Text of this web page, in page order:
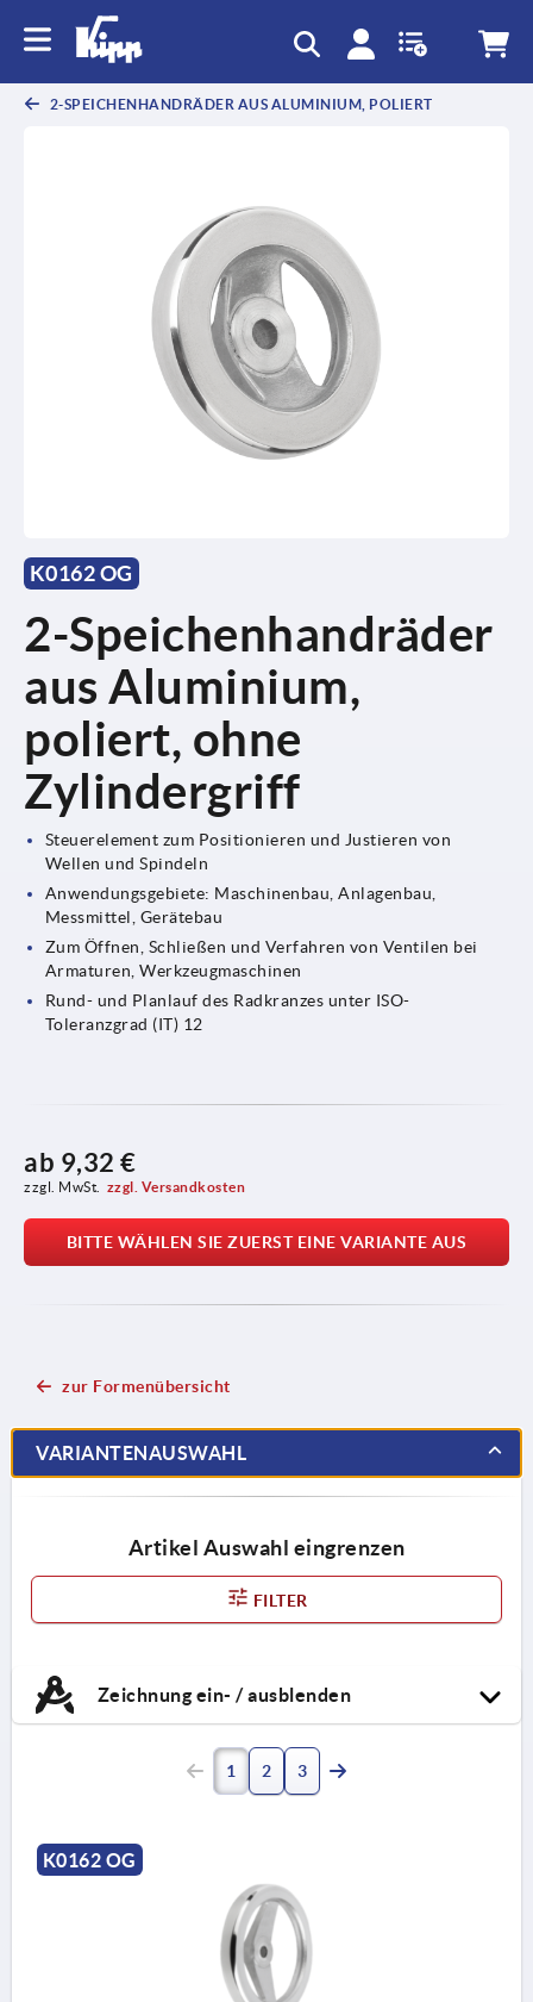
2-SPEICHENHANDRÄDER AUS ALUMINIUM, POLIERT
K0162 OG
2-Speichenhandräder
aus Aluminium,
poliert, ohne
Zylindergriff
Steuerelement zum Positionieren und Justieren von
Wellen und Spindeln
Anwendungsgebiete: Maschinenbau, Anlagenbau,
Messmittel, Gerätebau
Zum Öffnen, Schließen und Verfahren von Ventilen bei
Armaturen, Werkzeugmaschinen
Rund- und Planlauf des Radkranzes unter ISO-
Toleranzgrad (IT) 12
ab 9,32 €
zzgl. MwSt. zzgl. Versandkosten
BITTE WÄHLEN SIE ZUERST EINE VARIANTE AUS
zur Formenübersicht
VARIANTENAUSWAHL
Artikel Auswahl eingrenzen
FILTER
Zeichnung ein- / ausblenden
1 2 3
K0162 OG